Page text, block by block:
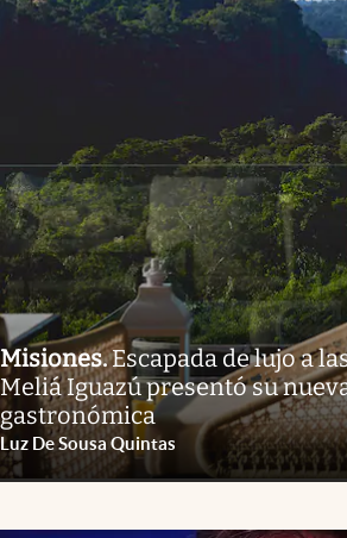
Misiones.Escapada de lujo a
Meliá Iguazú presentó su
gastronómica
Luz De Sousa Quintas